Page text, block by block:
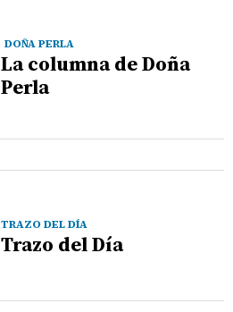
DOÑA PERLA
La columna de Doña
Perla
TRAZO DEL DÍA
Trazo del Día